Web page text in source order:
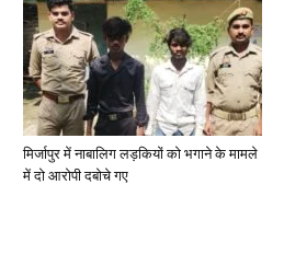
मिर्जापुर में नाबालिग लड़कियों को भगाने के मामले
में दो आरोपी दबोचे गए